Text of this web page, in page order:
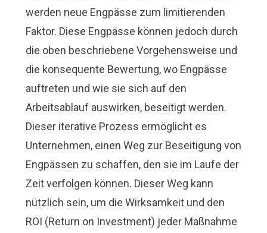
werden neue Engpässe zum limitierenden
Faktor. Diese Engpässe können jedoch durch
die oben beschriebene Vorgehensweise und
die konsequente Bewertung, wo Engpässe
auftreten und wie sie sich auf den
Arbeitsablauf auswirken, beseitigt werden.
Dieser iterative Prozess ermöglicht es
Unternehmen, einen Weg zur Beseitigung von
Engpässen zu schaffen, den sie im Laufe der
Zeit verfolgen können. Dieser Weg kann
nützlich sein, um die Wirksamkeit und den
ROI (Return on Investment) jeder Maßnahme